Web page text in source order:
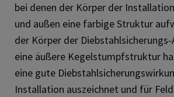
bei denen der Körper der
und außen eine farbige Struktur
der Körper der
eine äußere Kegelstumpfstruktur
eine gute
Installation auszeichnet und für